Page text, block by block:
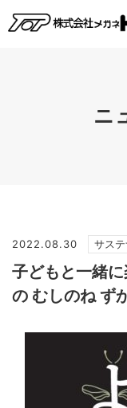
ニ
2022.08.30 サス
子どもと一緒
の むしのね ず